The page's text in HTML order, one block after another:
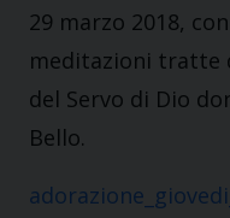
29 marzo 2018, con
meditazioni tratte
del Servo di Dio
Bello.